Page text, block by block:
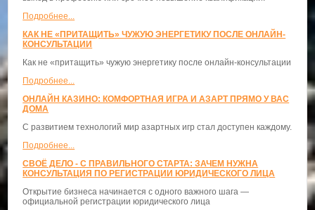
Подробнее...
КАК НЕ «ПРИТАЩИТЬ» ЧУЖУЮ ЭНЕРГЕТИКУ ПОСЛЕ ОНЛАЙН-
КОНСУЛЬТАЦИИ
Как не «притащить» чужую энергетику после онлайн-консультации
Подробнее...
ОНЛАЙН КАЗИНО: КОМФОРТНАЯ ИГРА И АЗАРТ ПРЯМО У ВАС
ДОМА
С развитием технологий мир азартных игр стал доступен каждому.
Подробнее...
СВОЁ ДЕЛО - С ПРАВИЛЬНОГО СТАРТА: ЗАЧЕМ НУЖНА
КОНСУЛЬТАЦИЯ ПО РЕГИСТРАЦИИ ЮРИДИЧЕСКОГО ЛИЦА
Открытие бизнеса начинается с одного важного шага —
официальной регистрации юридического лица